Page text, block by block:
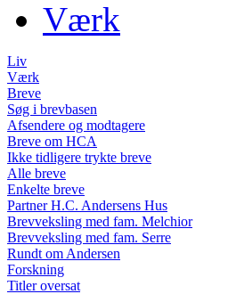
Værk
Liv
Værk
Breve
Søg i brevbasen
Afsendere og modtagere
Breve om HCA
Ikke tidligere trykte breve
Alle breve
Enkelte breve
Partner H.C. Andersens Hus
Brevveksling med fam. Melchior
Brevveksling med fam. Serre
Rundt om Andersen
Forskning
Titler oversat